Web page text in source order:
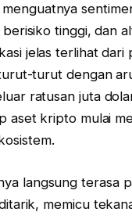
tinggi, dan
jelas terlihat dari
turut dengan
ratusan juta
aset kripto mulai
langsung terasa
memicu